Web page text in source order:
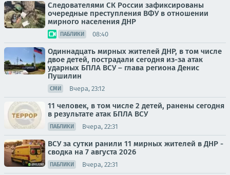
Следователями СК России зафиксированы
очередные преступления ВФУ в отношении
мирного населения ДНР
ПАБЛИКИ 08:40
Одиннадцать мирных жителей ДНР, в том числе
двое детей, пострадали сегодня из-за атак
ударных БПЛА ВСУ – глава региона Денис
Пушилин
СМИ Вчера, 23:12
11 человек, в том числе 2 детей, ранены сегодня
в результате атак БПЛА ВСУ
ПАБЛИКИ Вчера, 22:31
ВСУ за сутки ранили 11 мирных жителей в ДНР -
сводка на 7 августа 2026
ПАБЛИКИ Вчера, 22:31